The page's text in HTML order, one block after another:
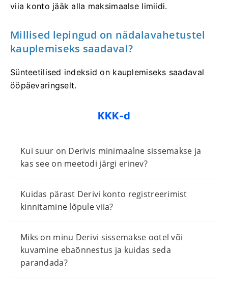
viia konto jääk alla maksimaalse limiidi.
Millised lepingud on nädalavahetustel
kauplemiseks saadaval?
Sünteetilised indeksid on kauplemiseks saadaval
ööpäevaringselt.
KKK-d
Kui suur on Derivis minimaalne sissemakse ja
kas see on meetodi järgi erinev?
Kuidas pärast Derivi konto registreerimist
kinnitamine lõpule viia?
Miks on minu Derivi sissemakse ootel või
kuvamine ebaõnnestus ja kuidas seda
parandada?